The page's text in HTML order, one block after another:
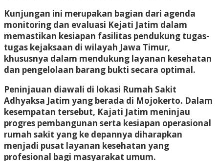
Kunjungan ini merupakan bagian dari agenda
monitoring dan evaluasi Kejati Jatim dalam
memastikan kesiapan fasilitas pendukung tugas-
tugas kejaksaan di wilayah Jawa Timur,
khususnya dalam mendukung layanan kesehatan
dan pengelolaan barang bukti secara optimal.
Peninjauan diawali di lokasi Rumah Sakit
Adhyaksa Jatim yang berada di Mojokerto. Dalam
kesempatan tersebut, Kajati Jatim meninjau
progres pembangunan serta kesiapan operasional
rumah sakit yang ke depannya diharapkan
menjadi pusat layanan kesehatan yang
profesional bagi masyarakat umum.